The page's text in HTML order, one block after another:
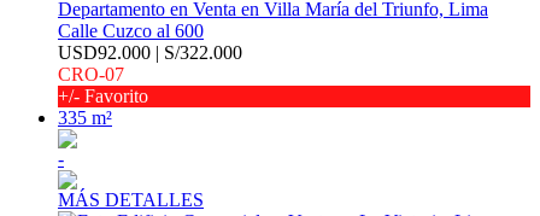
Departamento en Venta en Villa María del Triunfo, Lima
Calle Cuzco al 600
USD92.000 | S/322.000
CRO-07
+/- Favorito
335 m²
-
MÁS DETALLES